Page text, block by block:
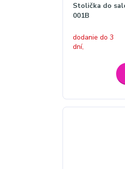
Stolička do
001B
dodanie do 3
dní,